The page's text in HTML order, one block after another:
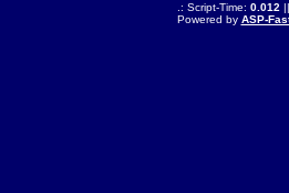
.: Script-Time: 0.012
Powered by ASP-